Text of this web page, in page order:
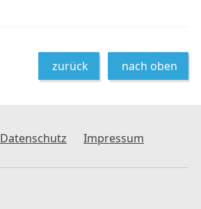
zurück nach oben
Datenschutz Impressum